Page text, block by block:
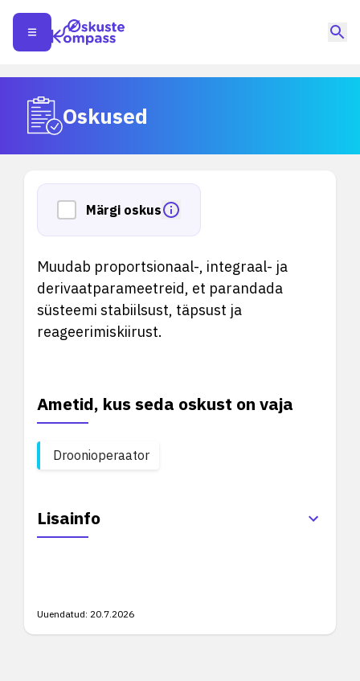
Oskused
Märgi oskus
Muudab proportsionaal-, integraal- ja
derivaatparameetreid, et parandada
süsteemi stabiilsust, täpsust ja
reageerimiskiirust.
Ametid, kus seda oskust on vaja
Droonioperaator
Lisainfo
Uuendatud: 20.7.2026